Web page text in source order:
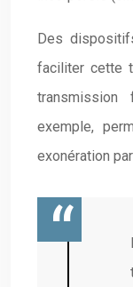
Des
faciliter cette
transmission
exemple,
exonération